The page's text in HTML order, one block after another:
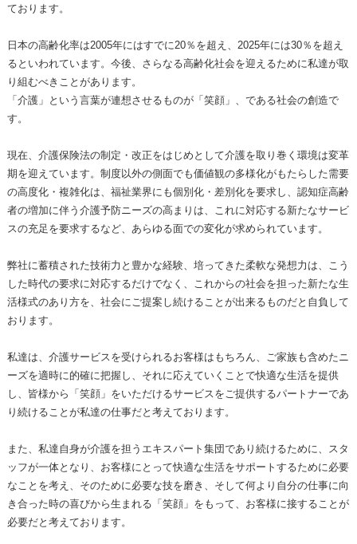
ております。
日本の高齢化率は2005年にはすでに20％を超え、2025年には30％を超え
るといわれています。今後、さらなる高齢化社会を迎えるために私達が取
り組むべきことがあります。
「介護」という言葉が連想させるものが「笑顔」、である社会の創造で
す。
現在、介護保険法の制定・改正をはじめとして介護を取り巻く環境は変革
期を迎えています。制度以外の側面でも価値観の多様化がもたらした需要
の高度化・複雑化は、福祉業界にも個別化・差別化を要求し、認知症高齢
者の増加に伴う介護予防ニーズの高まりは、これに対応する新たなサービ
スの充足を要求するなど、あらゆる面での変化が求められています。
弊社に蓄積された技術力と豊かな経験、培ってきた柔軟な発想力は、こう
した時代の要求に対応するだけでなく、これからの社会を担った新たな生
活様式のあり方を、社会にご提案し続けることが出来るものだと自負して
おります。
私達は、介護サービスを受けられるお客様はもちろん、ご家族も含めたニ
ーズを適時に的確に把握し、それに応えていくことで快適な生活を提供
し、皆様から「笑顔」をいただけるサービスをご提供するパートナーであ
り続けることが私達の仕事だと考えております。
また、私達自身が介護を担うエキスパート集団であり続けるために、スタ
ッフが一体となり、お客様にとって快適な生活をサポートするために必要
なことを考え、そのために必要な技を磨き、そして何より自分の仕事に向
き合った時の喜びから生まれる「笑顔」をもって、お客様に接することが
必要だと考えております。